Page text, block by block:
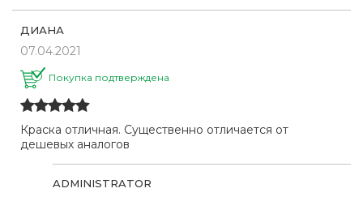
ДИАНА
07.04.2021
Покупка подтверждена
Краска отличная. Существенно отличается от
дешевых аналогов
ADMINISTRATOR